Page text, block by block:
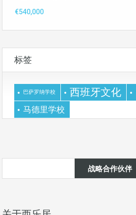
€540,000
标签
巴萨罗纳学校 西班牙文化
马德里学校
战略合作伙伴